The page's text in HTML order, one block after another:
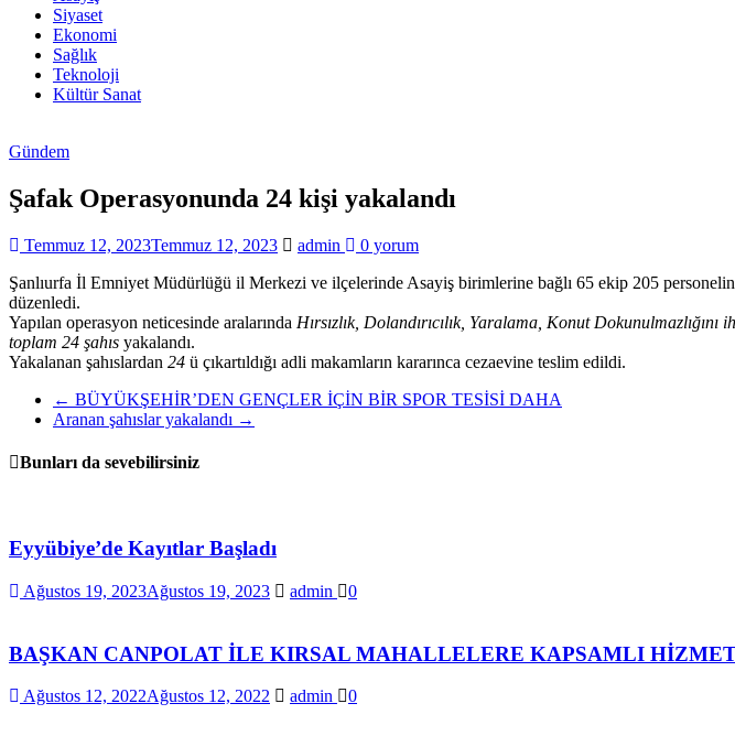
Siyaset
Ekonomi
Sağlık
Teknoloji
Kültür Sanat
Gündem
Şafak Operasyonunda 24 kişi yakalandı
Temmuz 12, 2023Temmuz 12, 2023 admin
0 yorum
Şanlıurfa İl Emniyet Müdürlüğü il Merkezi ve ilçelerinde Asayiş birimlerine bağlı 65 ekip 205
düzenledi.
Yapılan operasyon neticesinde aralarında Hırsızlık, Dolandırıcılık, Yaralama, Konut
toplam 24 şahıs yakalandı.
Yakalanan şahıslardan 24 ü çıkartıldığı adli makamların kararınca cezaevine teslim edildi.
← BÜYÜKŞEHİR’DEN GENÇLER İÇİN BİR SPOR TESİSİ DAHA
Aranan şahıslar yakalandı →
Bunları da sevebilirsiniz
Eyyübiye’de Kayıtlar Başladı
Ağustos 19, 2023Ağustos 19, 2023 admin 0
BAŞKAN CANPOLAT İLE KIRSAL MAHALLELERE KAPSAMLI
Ağustos 12, 2022Ağustos 12, 2022 admin 0